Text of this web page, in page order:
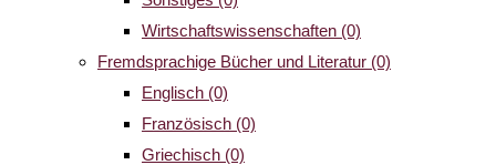
Wirtschaftswissenschaften (0)
Fremdsprachige Bücher und Literatur (0)
Englisch (0)
Französisch (0)
Griechisch (0)